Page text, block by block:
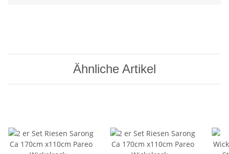
Ähnliche Artikel